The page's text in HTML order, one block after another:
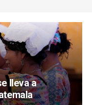
lleva a